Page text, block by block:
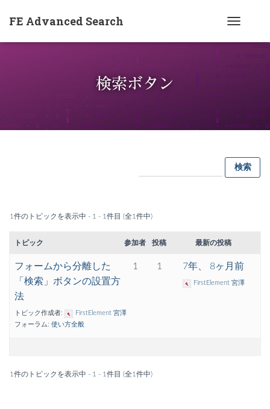
FE Advanced Search
ン
切
り
検索ボタン
1件のトピックを表示中 - 1 - 1件目 (全1件中)
トピック 参加者 投稿 最新の投稿
フォームから分離した
「検索」ボタンの設置方
法
トピック作成者:
FirstElement 宮澤
フォーラム: 使い方全般
1 1 7年、 8ヶ月前
FirstElement 宮澤
1件のトピックを表示中 - 1 - 1件目 (全1件中)